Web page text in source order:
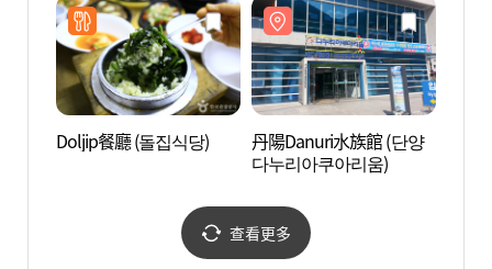
Doljip餐廳 (돌집식당)
丹陽Danuri水族館 (단양
다누리아쿠아리움)
查看更多